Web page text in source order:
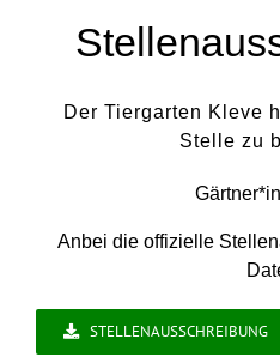
Der Tiergarten Kleve
Stelle zu
Anbei die offizielle
STELLENAUSSCHREIBUNG